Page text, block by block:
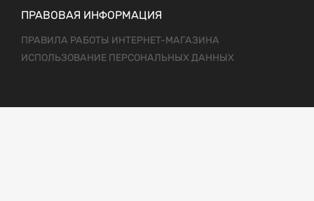
ПРАВОВАЯ ИНФОРМАЦИЯ
ПРАВИЛА РАБОТЫ ИНТЕРНЕТ-МАГАЗИНА
ИСПОЛЬЗОВАНИЕ ПЕРСОНАЛЬНЫХ ДАННЫХ